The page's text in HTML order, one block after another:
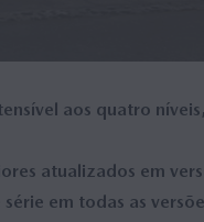
aos quatro
atualizados em
em todas as